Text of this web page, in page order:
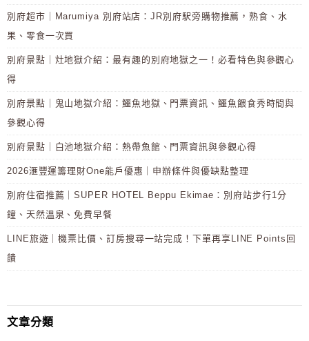
別府超市｜Marumiya 別府站店：JR別府駅旁購物推薦，熟食、水
果、零食一次買
別府景點｜灶地獄介紹：最有趣的別府地獄之一！必看特色與參觀心
得
別府景點｜鬼山地獄介紹：鱷魚地獄、門票資訊、鱷魚餵食秀時間與
參觀心得
別府景點｜白池地獄介紹：熱帶魚館、門票資訊與參觀心得
2026滙豐運籌理財One能戶優惠｜申辦條件與優缺點整理
別府住宿推薦｜SUPER HOTEL Beppu Ekimae：別府站步行1分
鐘、天然溫泉、免費早餐
LINE旅遊｜機票比價、訂房搜尋一站完成！下單再享LINE Points回
饋
文章分類